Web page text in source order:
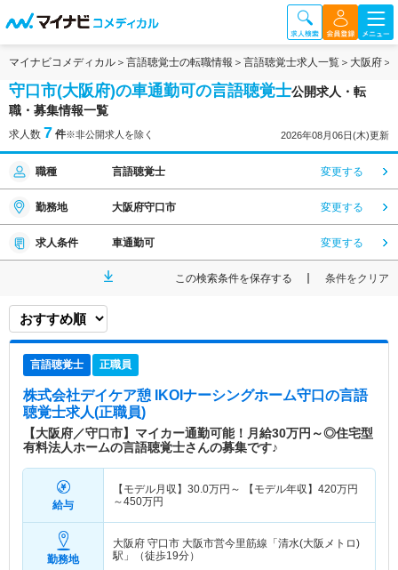
マイナビコメディカル 言語聴覚士の転職情報 言語聴覚士求人一覧 大阪府
守口市(大阪府)の車通勤可の言語聴覚士公開求人・転
職・募集情報一覧
求人数 7 件※非公開求人を除く 2026年08月06日(木)更新
職種 言語聴覚士 変更する
勤務地 大阪府守口市 変更する
求人条件 車通勤可 変更する
この検索条件を保存する 条件をクリア
言語聴覚士 正職員
株式会社デイケア憩 IKOIナーシングホーム守口 の言語
聴覚士求人(正職員)
【大阪府／守口市】マイカー通勤可能！月給30万円～◎住宅型
有料法人ホームの言語聴覚士さんの募集です♪
給与
【モデル月収】 30.0万円～ 【モデル年収】 420万円
～450万円
勤務地
大阪府 守口市 大阪市営今里筋線「清水(大阪メトロ)
駅」（徒歩19分）